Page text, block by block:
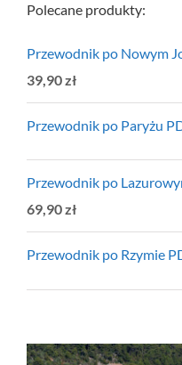
Pokaż
Polecane produkty:
Przewodnik po Nowym
39,90zł
Przewodnik po Paryżu
Przewodnik po
69,90zł
Przewodnik po Rzymie